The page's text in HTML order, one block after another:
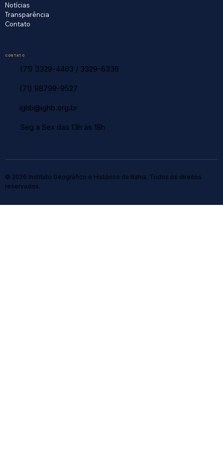
Notícias
Transparência
Contato
CONTATO
(71) 3329-4463 / 3329-6336
(71) 98798-9527
ighb@ighb.org.br
Seg a Sex das 13h às 18h
© 2026 Instituto Geográfico e Histórico da Bahia. Todos os direitos
reservados.